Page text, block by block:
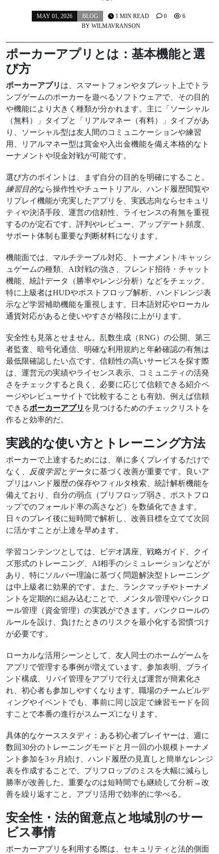
MAY 01, 2026
BLOG
BY WILMAVRANSON
1 MIN READ 0 6
ポーカーアプリとは：基本機能と選
び方
ポーカーアプリ は、スマートフォンやタブレット上でトラ
ンプゲームのポーカーを遊べるソフトウェアで、その目的
や機能により大きく種類が分かれます。主に「ソーシャル
（無料）」タイプと「リアルマネー（有料）」タイプがあ
り、ソーシャル型は友人間のコミュニケーションや練習
用、リアルマネー型は賞金や入出金機能を備え本格的なト
ーナメントや現金対戦が可能です。
選び方のポイントは、まず自分の目的を明確にすること。
練習目的なら操作性やチュートリアル、ハンド履歴閲覧や
リプレイ機能が充実したアプリを、実践志向ならセキュリ
ティや決済手段、運営の信頼性、ライセンスの有無を重視
するのが定石です。評判やレビュー、アップデート頻度、
サポート体制も重要な判断材料になります。
機能面では、マルチテーブル対応、トーナメント/キャッシ
ュゲームの種類、AI対戦の強さ、フレンド招待・チャット
機能、統計データ（勝率やレンジ分析）などをチェック。
特に上級者はHUDやポストフロップ解析、ハンドレンジ表
示など学習補助機能を重視します。日本語対応やローカル
通貨対応があると使いやすさが格段に上がります。
安全性も見落とせません。乱数生成（RNG）の公開、第三
者監査、暗号化通信、明確な利用規約と年齢確認の有無は
最低限確認したい点です。信頼性の高いサービスを探す際
は、運営元の実績やライセンス表示、コミュニティの活発
さをチェックすると良く、必要に応じて信頼できる紹介ペ
ージやレビューサイトで比較することも有効。例えば信頼
できるポーカーアプリ を見つけるためのチェックリストを
作ると効率的だ。
実践的な使い方とトレーニング方法
ポーカーで上達するためには、単に多くプレイするだけで
なく、
反復学習とデータに基づく改善が重要です。良いア
プリはハンド履歴の保存やフィルタ検索、統計解析機能を
備えており、自分の弱点（プリフロップ弱さ、ポストフロ
ップでのフォールド率の高さなど）を数値化できます。
日々のプレイ後に短時間で解析し、改善目標を立てて次回
に活かすことが上達を早めます。
学習コンテンツとしては、ビデオ講座、戦略ガイド、クイ
ズ形式のトレーニング、AI相手のシミュレーションなどが
あり、特にソルバー理論に基づく問題解決型トレーニング
は中上級者に効果的です。また、ランクマッチやトーナメ
ントを定期的に組み込むことで、メンタル管理やバンクロ
ール管理（資金管理）の実践ができます。バンクロールの
ルールを設け、負けたときのリスクを最小化する習慣づけ
が必要です。
ローカルな活用シーンとして、友人同士のホームゲームを
アプリで管理する事例が増えています。参加表明、ブライ
ンド構成、リバイ管理をアプリで行えば運営が簡素化さ
れ、初心者も参加しやすくなります。職場のチームビルデ
ィングやイベントでも、事前に同じ設定で練習モードを回
すことで本番の進行がスムーズになります。
具体的なケーススタディ：ある初心者プレイヤーは、週に
数回30分のトレーニングモードと月一回の小規模トーナメ
ント参加を3ヶ月続け、ハンド履歴の見直しと簡単なレンジ
表を作成することで、プリフロップのミスを大幅に減らし
勝率が改善した。重要なのは短時間でも継続して分析→改
善を繰り返すこと。アプリ活用で効率的に学べる。
安全性・法的留意点と地域別のサー
ビス事情
ポーカーアプリを利用する際は、セキュリティと法的側面